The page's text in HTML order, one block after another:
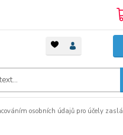
osobních údajů pro účely